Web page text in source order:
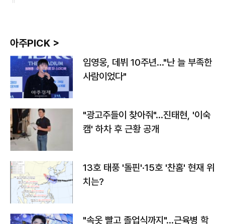
아주PICK >
임영웅, 데뷔 10주년…"난 늘 부족한
사람이었다"
"광고주들이 찾아줘"…진태현, '이숙
캠' 하차 후 근황 공개
13호 태풍 '돌핀'·15호 '찬홈' 현재 위
치는?
"속옷 빨고 졸업식까지"…근육병 학